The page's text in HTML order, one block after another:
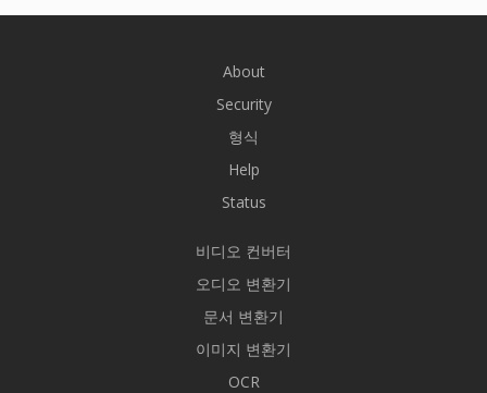
About
Security
형식
Help
Status
비디오 컨버터
오디오 변환기
문서 변환기
이미지 변환기
OCR